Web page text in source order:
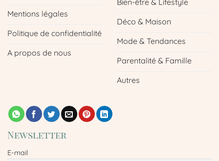
Mentions légales
Politique de confidentialité
A propos de nous
Bien-être & Lifestyle
Déco & Maison
Mode & Tendances
Parentalité & Famille
Autres
Newsletter
E-mail